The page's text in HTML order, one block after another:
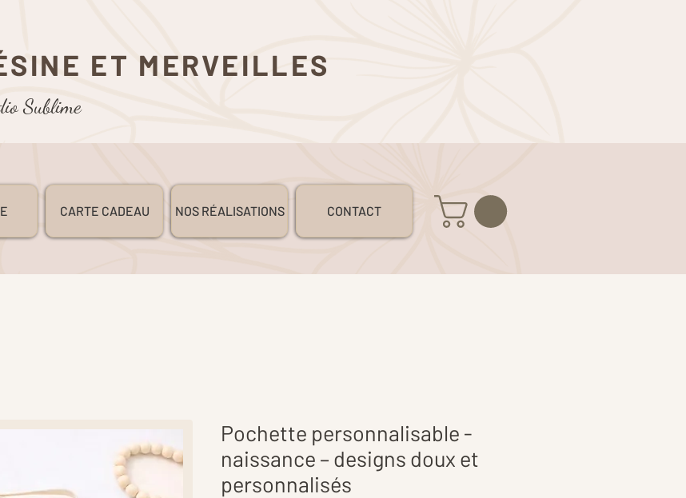
ET MERVEILLES
Sublime
CARTE CADEAU NOS RÉALISATIONS CONTACT
Pochette personnalisable -
naissance – designs doux et
personnalisés